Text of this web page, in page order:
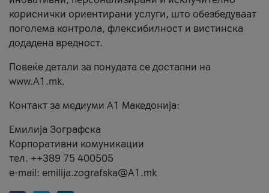
кориснички ориентирани услуги, што обезбедуваат
поголема контрола, флексибилност и вистинска
додадена вредност.
Повеќе детали за понудата се достапни на
www.А1.mk.
Контакт за медиуми А1 Македонија:
Емилија Зографска
Корпоративни комуникации
тел. ++389 75 400505
e-mail: emilija.zografska@A1.mk